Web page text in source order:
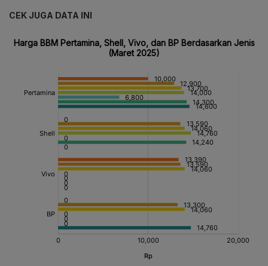
CEK JUGA DATA INI